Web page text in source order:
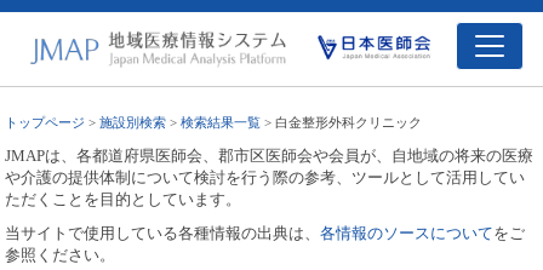
トップページ >施設別検索 >検索結果一覧 > 白金整形外科クリニック
JMAPは、各都道府県医師会、郡市区医師会や会員が、自地域の将来の医療
や介護の提供体制について検討を行う際の参考、ツールとして活用してい
ただくことを目的としています。
当サイトで使用している各種情報の出典は、各情報のソースについてをご
参照ください。